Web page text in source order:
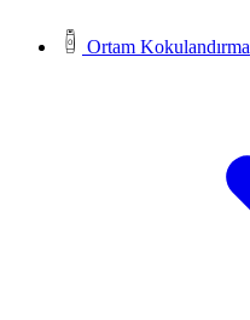
Ortam Kokulandırma